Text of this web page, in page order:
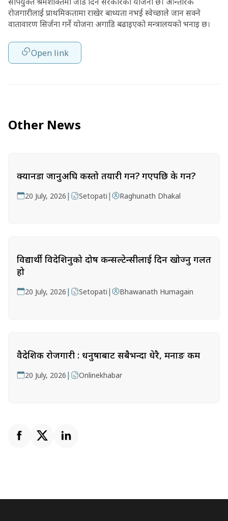
रोजगारीलाई प्राथमिकतामा राखेर बाध्यता नभई स्वेच्छाले जान सक्ने
वातावारण सिर्जना गर्ने योजना अगाडि बढाइएको मन्त्रालयको भनाइ छ।
Open link
Other News
क्यानडा जानुअघि कस्तो तयारी गर्ने? गएपछि के गर्ने?
20 July, 2026 | Setopati | Raghunath Dhakal
विद्यार्थी विदेशिनुको दोष कन्सल्टेन्सीलाई दिन खोज्नु गलत
हो
20 July, 2026 | Setopati | Bhawanath Humagain
वैदेशिक रोजगारी : धनुषाबाट सबैभन्दा धेरै, मनाङ कम
20 July, 2026 | Onlinekhabar